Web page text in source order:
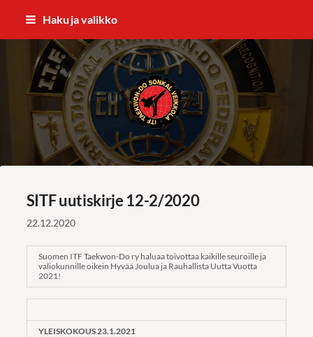
sivun
Haku ja valikko
ITF Taekwon-do Sonkal Veikkola
SITF uutiskirje 12-2/2020
22.12.2020
Suomen ITF Taekwon-Do ry haluaa toivottaa kaikille seuroille ja
valiokunnille oikein Hyvää Joulua ja Rauhallista Uutta Vuotta
2021!
YLEISKOKOUS 23.1.2021